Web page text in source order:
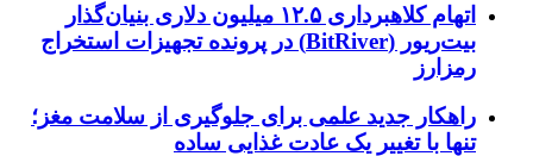
اتهام کلاهبرداری ۱۲.۵ میلیون دلاری بنیان‌گذار
بیت‌ریور (BitRiver) در پرونده تجهیزات استخراج
رمزارز
راهکار جدید علمی برای جلوگیری از سلامت مغز؛
تنها با تغییر یک عادت غذایی ساده